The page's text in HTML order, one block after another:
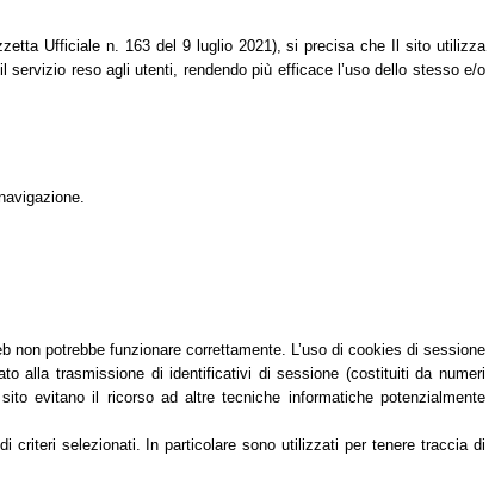
Ufficiale n. 163 del 9 luglio 2021), si precisa che Il sito utilizza
reso agli utenti, rendendo più efficace l’uso dello stesso e/o
potrebbe funzionare correttamente. L’uso di cookies di sessione
alla trasmissione di identificativi di sessione (costituiti da numeri
evitano il ricorso ad altre tecniche informatiche potenzialmente
criteri selezionati. In particolare sono utilizzati per tenere traccia di